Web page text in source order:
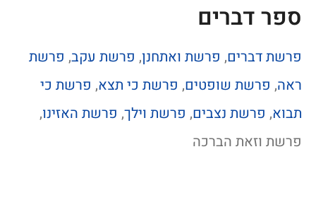
ספר דברים
פרשת דברים, פרשת ואתחנן, פרשת עקב, פרשת
ראה, פרשת שופטים, פרשת כי תצא, פרשת כי
תבוא, פרשת נצבים, פרשת וילך, פרשת האזינו,
פרשת וזאת הברכה